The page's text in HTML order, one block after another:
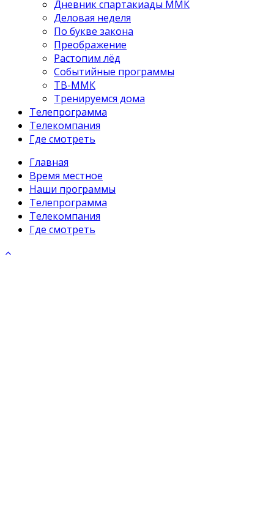
Дневник спартакиады ММК
Деловая неделя
По букве закона
Преображение
Растопим лёд
Событийные программы
ТВ-ММК
Тренируемся дома
Телепрограмма
Телекомпания
Где смотреть
Главная
Время местное
Наши программы
Телепрограмма
Телекомпания
Где смотреть